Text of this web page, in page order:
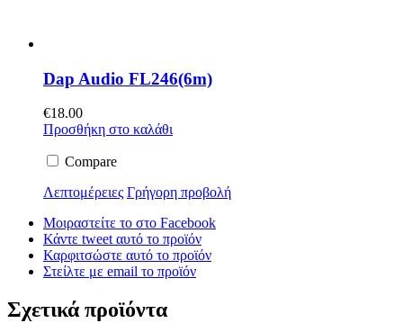
Dap Audio FL246(6m)
€18.00
Προσθήκη στο καλάθι
Compare
Λεπτομέρειες Γρήγορη προβολή
Μοιραστείτε το στο Facebook
Κάντε tweet αυτό το προϊόν
Καρφιτσώστε αυτό το προϊόν
Στείλτε με email το προϊόν
Σχετικά προϊόντα